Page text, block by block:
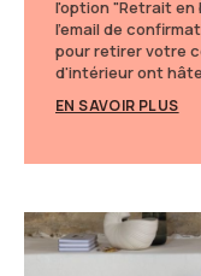
l'option "Retrait en
l'email de
pour retirer votre
d'intérieur ont
EN SAVOIR PLUS